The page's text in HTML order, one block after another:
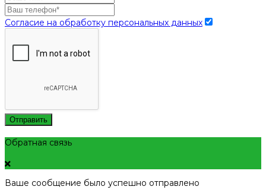
Согласие на обработку персональных данных
Отправить
Обратная связь
Ваше сообщение было успешно отправлено